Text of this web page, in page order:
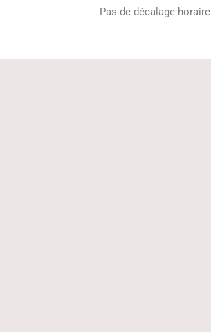
Pas de décalage horaire